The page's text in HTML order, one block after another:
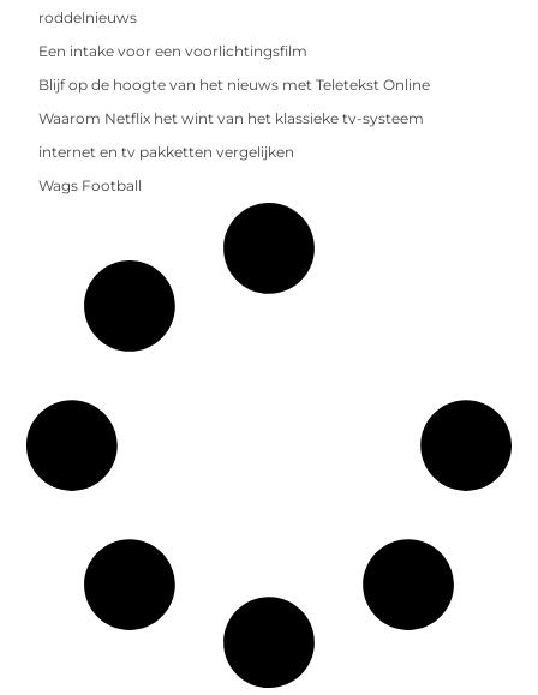
roddelnieuws
Een intake voor een voorlichtingsfilm
Blijf op de hoogte van het nieuws met Teletekst Online
Waarom Netflix het wint van het klassieke tv-systeem
internet en tv pakketten vergelijken
Wags Football